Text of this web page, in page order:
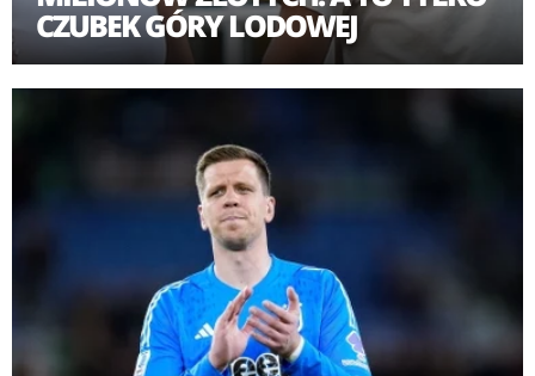
CZUBEK GÓRY LODOWEJ